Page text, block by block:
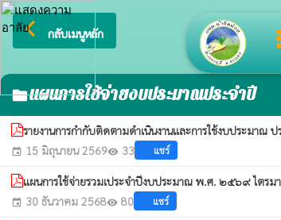
arrow_back_ios กลับเมนูหลัก
folderแผนการใช้จ่ายงบประมาณประจำปี
รายงานการกำกับติดตามดำเนินงานและการใช้งบประม
event 15 มิถุนายน 2569visibility 33 แชร์
แผนการใช้จ่ายรวมเประจำปีงบประมาณ พ.ศ. ๒๕๖๙ ไต
event 30 ธันวาคม 2568visibility 80 แชร์